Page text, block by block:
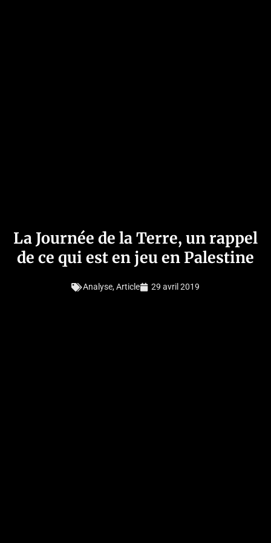
La Journée de la Terre, un rappel
de ce qui est en jeu en Palestine
Analyse,Article 29 avril 2019